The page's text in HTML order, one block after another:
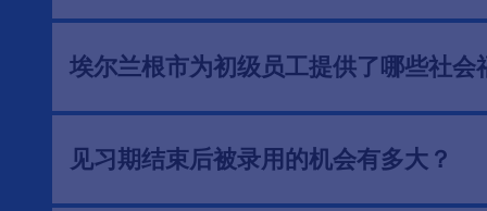
埃尔兰根市为初级员工提供了哪些社会
见习期结束后被录用的机会有多大？